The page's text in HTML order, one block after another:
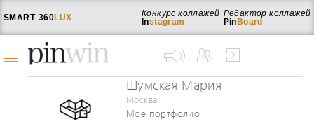
SMART 360LUX
Редактор коллажей
Pin Board
Конкурс коллажей
Instagram
Шумская Мария
Москва
Моё портфолио